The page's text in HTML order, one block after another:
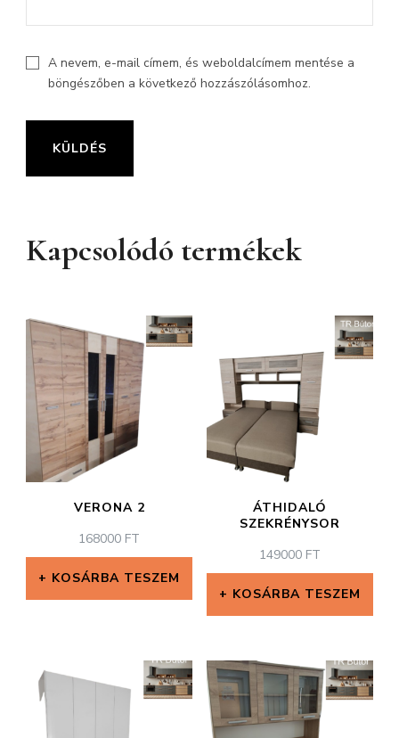
A nevem, e-mail címem, és weboldalcímem mentése a
böngészőben a következő hozzászólásomhoz.
Kapcsolódó termékek
VERONA 2
168000 FT
KOSÁRBA TESZEM
ÁTHIDALÓ
SZEKRÉNYSOR
149000 FT
KOSÁRBA TESZEM